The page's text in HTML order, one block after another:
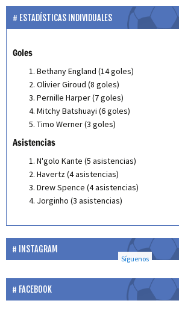
ESTADÍSTICAS INDIVIDUALES
Goles
Bethany England (14 goles)
Olivier Giroud (8 goles)
Pernille Harper (7 goles)
Mitchy Batshuayi (6 goles)
Timo Werner (3 goles)
Asistencias
N'golo Kante (5 asistencias)
Havertz (4 asistencias)
Drew Spence (4 asistencias)
Jorginho (3 asistencias)
INSTAGRAM
Síguenos
FACEBOOK